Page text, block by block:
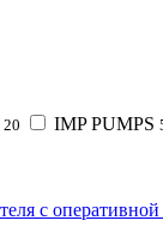
20 IMP PUMPS